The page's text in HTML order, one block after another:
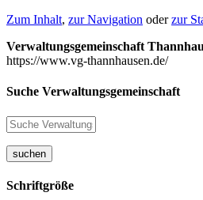
Zum Inhalt, zur Navigation oderzur
Verwaltungsgemeinschaft
https://www.vg-thannhausen.de/
Suche Verwaltungsgemeinschaft
suchen
Schriftgröße